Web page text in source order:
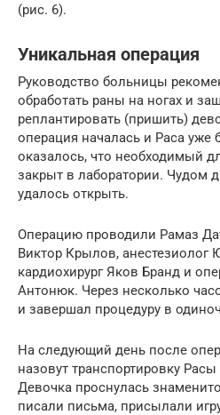
(рис. 6).
Уникальная операция
Руководство больницы
обработать раны на ногах и
реплантировать (пришить)
операция началась и Раса уже
оказалось, что необходимый
закрыт в лаборатории. Чудом
удалось открыть.
Операцию проводили Рамаз
Виктор Крылов, анестезиолог
кардиохирург Яков Бранд и
Антонюк. Через несколько
и завершал процедуру в
На следующий день после
назовут транспортировку
Девочка проснулась
писали письма, присылали